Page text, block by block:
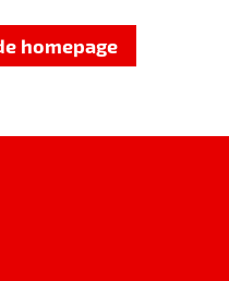
homepage